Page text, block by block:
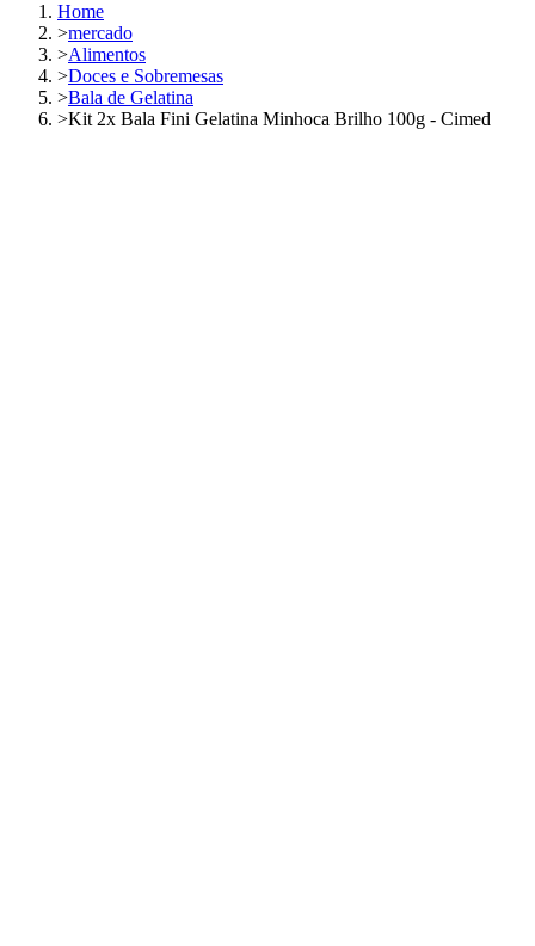
Home
>mercado
>Alimentos
>Doces e Sobremesas
>Bala de Gelatina
>Kit 2x Bala Fini Gelatina Minhoca Brilho 100g - Cimed